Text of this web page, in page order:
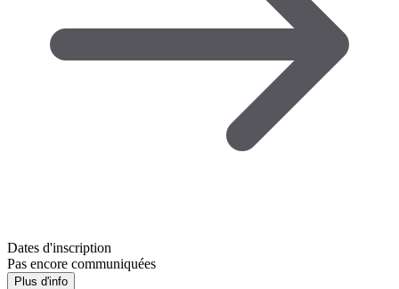
Dates d'inscription
Pas encore communiquées
Plus d'info